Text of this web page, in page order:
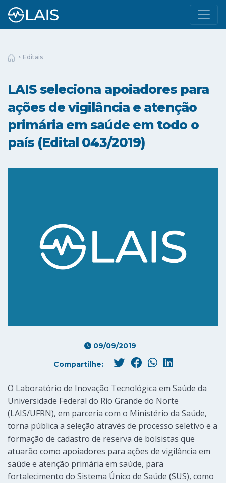
Editais
LAIS seleciona apoiadores para
ações de vigilância e atenção
primária em saúde em todo o
país (Edital 043/2019)
09/09/2019
Compartilhe:
O Laboratório de Inovação Tecnológica em Saúde da
Universidade Federal do Rio Grande do Norte
(LAIS/UFRN), em parceria com o Ministério da Saúde,
torna pública a seleção através de processo seletivo e a
formação de cadastro de reserva de bolsistas que
atuarão como apoiadores para ações de vigilância em
saúde e atenção primária em saúde, para
fortalecimento do Sistema Único de Saúde (SUS), como